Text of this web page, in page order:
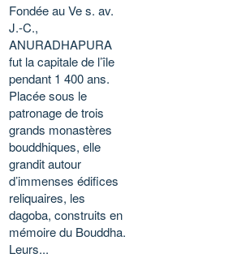
Fondée au Ve s. av.
J.-C.,
ANURADHAPURA
fut la capitale de l’île
pendant 1 400 ans.
Placée sous le
patronage de trois
grands monastères
bouddhiques, elle
grandit autour
d’immenses édifices
reliquaires, les
dagoba, construits en
mémoire du Bouddha.
Leurs...